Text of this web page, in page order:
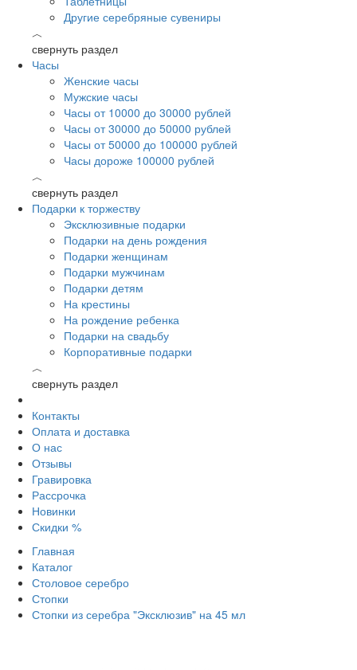
Другие серебряные сувениры
︿
свернуть раздел
Часы
Женские часы
Мужские часы
Часы от 10000 до 30000 рублей
Часы от 30000 до 50000 рублей
Часы от 50000 до 100000 рублей
Часы дороже 100000 рублей
︿
свернуть раздел
Подарки к торжеству
Эксклюзивные подарки
Подарки на день рождения
Подарки женщинам
Подарки мужчинам
Подарки детям
На крестины
На рождение ребенка
Подарки на свадьбу
Корпоративные подарки
︿
свернуть раздел
Контакты
Оплата и доставка
О нас
Отзывы
Гравировка
Рассрочка
Новинки
Скидки %
Главная
Каталог
Столовое серебро
Стопки
Стопки из серебра "Эксклюзив" на 45 мл